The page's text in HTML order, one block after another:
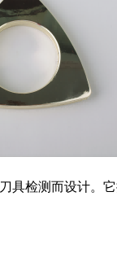
具检测而设计。